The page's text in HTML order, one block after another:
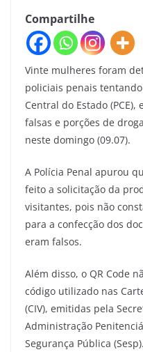
Compartilhe
Vinte mulheres foram
policiais penais
Central do Estado
falsas e porções de
neste domingo (09.07).
A Polícia Penal apurou
feito a solicitação da
visitantes, pois não
para a confecção dos
eram falsos.
Além disso, o QR Code
código utilizado nas
(CIV), emitidas pela
Administração
Segurança Pública (Sesp).